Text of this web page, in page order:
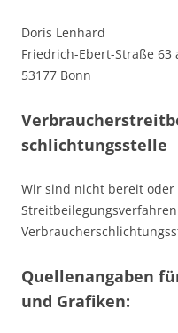
Doris Lenhard
Friedrich-Ebert-Straße 63
53177 Bonn
schlichtungs­stelle
Wir sind nicht bereit
Quellenangaben
und Grafiken: